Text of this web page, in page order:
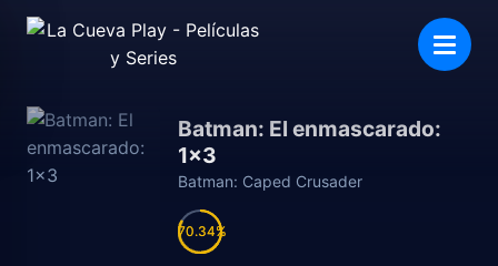
Batman: El enmascarado:
1×3
Batman: Caped Crusader
70.34
70.34